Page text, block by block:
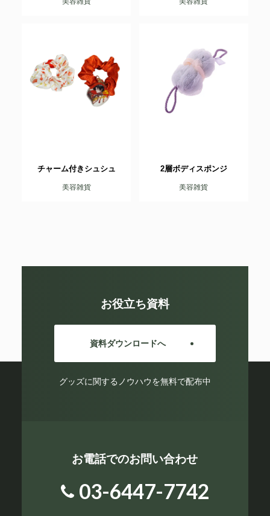
チャーム付きシュシュ
美容雑貨
2層ボディスポンジ
美容雑貨
お役立ち資料
資料ダウンロードへ
グッズに関するノウハウを無料で配布中
お電話でのお問い合わせ
03-6447-7742